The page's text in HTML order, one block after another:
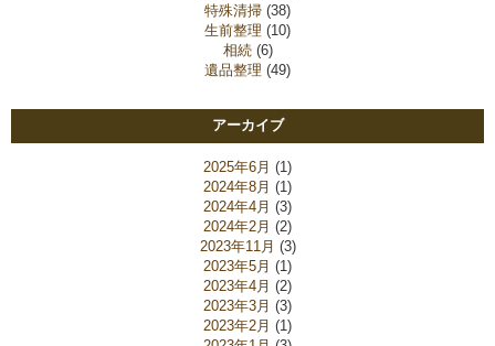
特殊清掃 (38)
生前整理 (10)
相続(6)
遺品整理 (49)
アーカイブ
2025年6月 (1)
2024年8月 (1)
2024年4月 (3)
2024年2月 (2)
2023年11月 (3)
2023年5月 (1)
2023年4月 (2)
2023年3月 (3)
2023年2月 (1)